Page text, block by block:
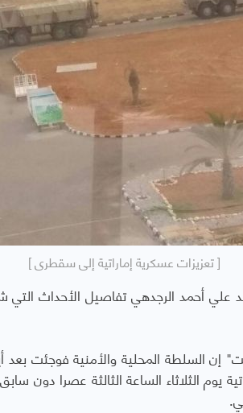
[ تعزيزات عسكرية إماراتية إلى سقطرى ]
أحمد الرجدهي تفاصيل الأحداث التي
السلطة المحلية والأمنية فوجئت بعد
يوم الثلاثاء الساعة الثالثة عصرا دون